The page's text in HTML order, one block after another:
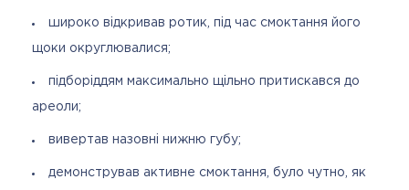
широко відкривав ротик, під час смоктання його
щоки округлювалися;
підборіддям максимально щільно притискався до
ареоли;
вивертав назовні нижню губу;
демонстрував активне смоктання, було чутно, як